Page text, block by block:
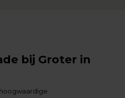
bij Groter in